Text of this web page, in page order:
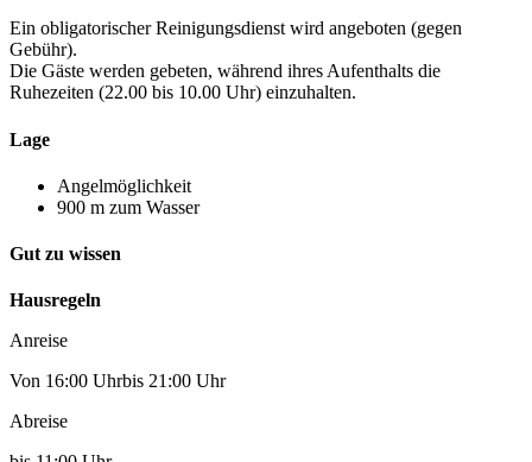
Ein obligatorischer Reinigungsdienst wird angeboten (gegen
Gebühr).
Die Gäste werden gebeten, während ihres Aufenthalts die
Ruhezeiten (22.00 bis 10.00 Uhr) einzuhalten.
Lage
Angelmöglichkeit
900 m zum Wasser
Gut zu wissen
Hausregeln
Anreise
Von 16:00 Uhrbis 21:00 Uhr
Abreise